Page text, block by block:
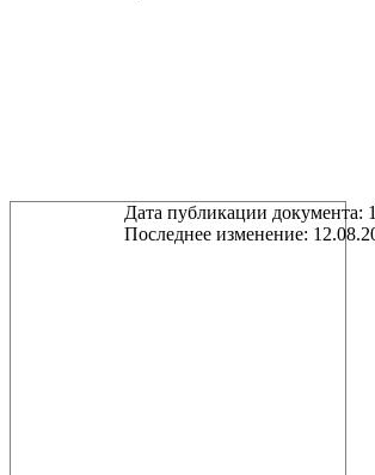
Дата публикации документа:
Последнее изменение: